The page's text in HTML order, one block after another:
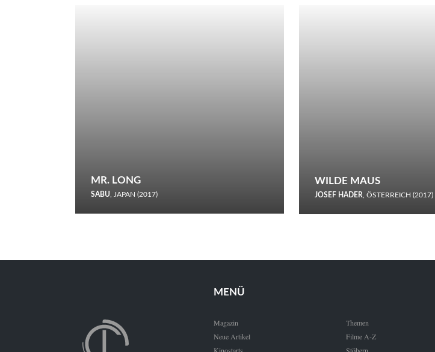
MR. LONG
SABU , JAPAN (2017)
den Wettbewerb.
WILDE MAUS
JOSEF HADER , ÖSTERREICH (2017)
Schnee.
MENÜ
Magazin
Neue Artikel
Themen
Filme A-Z